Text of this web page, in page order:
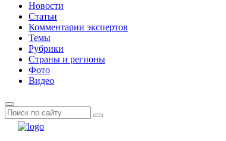
Новости
Статьи
Комментарии экспертов
Темы
Рубрики
Страны и регионы
Фото
Видео